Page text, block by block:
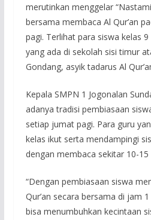
merutinkan menggelar
bersama membaca Al Qur’an
pagi. Terlihat para siswa kelas
yang ada di sekolah sisi timur
Gondang, asyik tadarus Al
Kepala SMPN 1 Jogonalan
adanya tradisi pembiasaan
setiap jumat pagi. Para guru
kelas ikut serta mendampingi
dengan membaca sekitar 10-15
“Dengan pembiasaan siswa
Qur’an secara bersama di jam
bisa menumbuhkan kecintaan